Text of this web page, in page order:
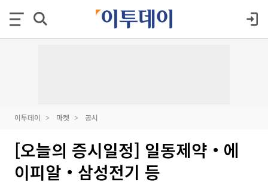
이투데이 마켓 공시
[오늘의 증시일정] 일동제약‧에
이피알‧삼성전기 등